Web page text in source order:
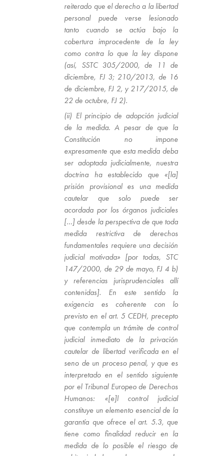
reiterado que el derecho a la libertad
personal puede verse lesionado
tanto cuando se actúa bajo la
cobertura improcedente de la ley
como contra lo que la ley dispone
(así, SSTC 305/2000, de 11 de
diciembre, FJ 3; 210/2013, de 16
de diciembre, FJ 2, y 217/2015, de
22 de octubre, FJ 2).
(ii) El principio de adopción judicial
de la medida. A pesar de que la
Constitución no impone
expresamente que esta medida deba
ser adoptada judicialmente, nuestra
doctrina ha establecido que «[la]
prisión provisional es una medida
cautelar que solo puede ser
acordada por los órganos judiciales
[…] desde la perspectiva de que toda
medida restrictiva de derechos
fundamentales requiere una decisión
judicial motivada» [por todas, STC
147/2000, de 29 de mayo, FJ 4 b)
y referencias jurisprudenciales allí
contenidas]. En este sentido la
exigencia es coherente con lo
previsto en el art. 5 CEDH, precepto
que contempla un trámite de control
judicial inmediato de la privación
cautelar de libertad verificada en el
seno de un proceso penal, y que es
interpretado en el sentido siguiente
por el Tribunal Europeo de Derechos
Humanos: «[e]l control judicial
constituye un elemento esencial de la
garantía que ofrece el art. 5.3, que
tiene como finalidad reducir en la
medida de lo posible el riesgo de